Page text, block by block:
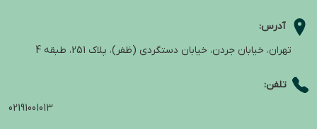
آدرس:
تهران، خیابان جردن، خیابان دستگردی (ظفر)، پلاک 251، طبقه 4
تلفن:
02191001013